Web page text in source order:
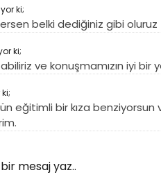
ki;
belki dediğiniz gibi oluruz
ki;
ve konuşmamızın iyi
eğitimli bir kıza benziyorsun
mesaj yaz..